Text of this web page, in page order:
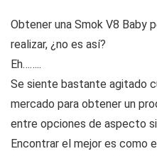
Obtener una Smok V8 Baby
realizar, ¿no es así?
Eh……..
Se siente bastante agitado
mercado para obtener un
entre opciones de aspecto
Encontrar el mejor es como